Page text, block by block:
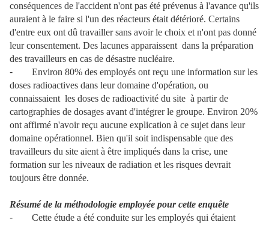
conséquences de l'accident n'ont pas été prévenus à l'avance qu'ils
auraient à le faire si l'un des réacteurs était détérioré. Certains
d'entre eux ont dû travailler sans avoir le choix et n'ont pas donné
leur consentement. Des lacunes apparaissent dans la préparation
des travailleurs en cas de désastre nucléaire.
-
Environ 80% des employés ont reçu une information sur les
doses radioactives dans leur domaine d'opération, ou
connaissaient les doses de radioactivité du site à partir de
cartographies de dosages avant d'intégrer le groupe. Environ 20%
ont affirmé n'avoir reçu aucune explication à ce sujet dans leur
domaine opérationnel. Bien qu'il soit indispensable que des
travailleurs du site aient à être impliqués dans la crise, une
formation sur les niveaux de radiation et les risques devrait
toujours être donnée.
Résumé de la méthodologie employée pour cette enquête
-
Cette étude a été conduite sur les employés qui étaient